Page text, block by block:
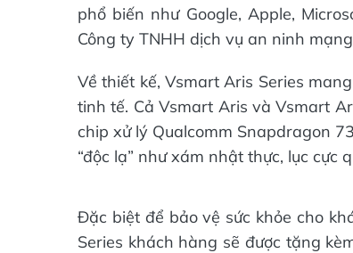
phổ biến như Google, Apple,
Công ty TNHH dịch vụ an ninh
Về thiết kế, Vsmart Aris Series
tinh tế. Cả Vsmart Aris và Vsmart
chip xử lý Qualcomm Snapdragon
“độc lạ” như xám nhật thực, lục
Đặc biệt để bảo vệ sức khỏe cho
Series khách hàng sẽ được tặng